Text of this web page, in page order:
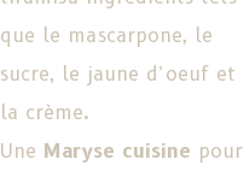
que le mascarpone, le
sucre, le jaune d’oeuf et
la crème.
Une Maryse cuisine pour